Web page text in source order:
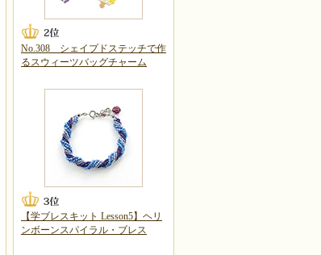
No.308 シェイプドステッチで作
るスウィーツバッグチャーム
【学ブレスキット Lesson5】ヘリ
ンボーンスパイラル・ブレス